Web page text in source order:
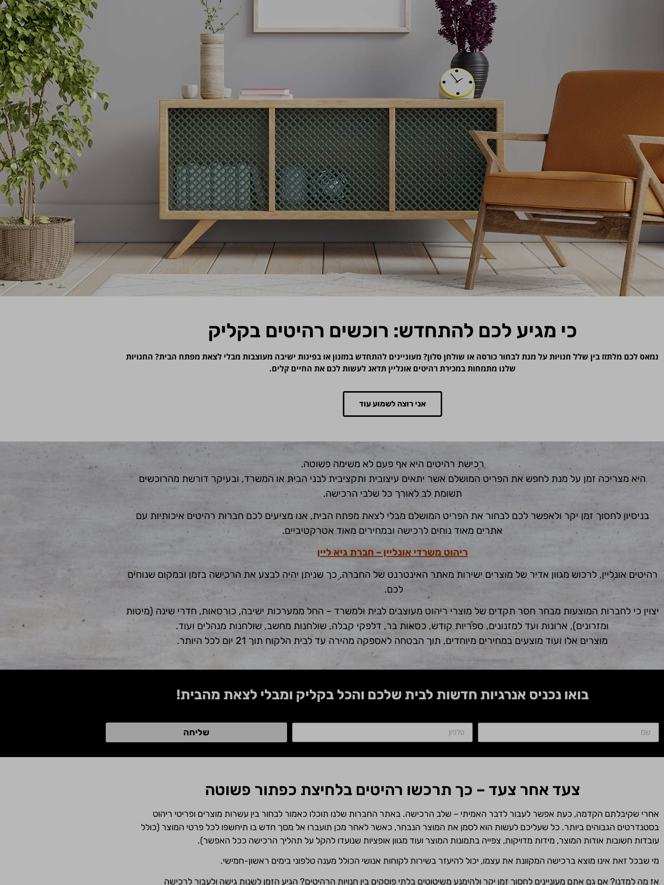
חנויות
כי מגיע לכם להתחדש: רוכשים רהיטים בקליק
נמאס לכם מלתזז בין שלל חנויות על מנת לבחור כורסה או שולחן סלון? מעוניינים להתחדש במזנון או בפינות ישיבה מעוצבות מבלי לצאת מפתח הבית? החנויות
שלנו מתמחות במכירת רהיטים אונליין תדאג לעשות לכם את החיים קלים.
אני רוצה לשמוע עוד
רכישת רהיטים היא אף פעם לא משימה פשוטה.
היא מצריכה זמן על מנת לחפש את הפריט המושלם אשר יתאים עיצובית ותקציבית לבני הבית או המשרד, ובעיקר דורשת מהרוכשים
תשומת לב לאורך כל שלבי הרכישה.
בניסיון לחסוך זמן יקר ולאפשר לכם לבחור את הפריט המושלם מבלי לצאת מפתח הבית, אנו מציעים לכם חברות רהיטים איכותיות עם
אתרים מאוד נוחים לרכישה ובמחירים מאוד אטרקטיביים.
ריהוט משרדי אונליין – חברת גיא ליין
רהיטים אונליין, לרכוש מגוון אדיר של מוצרים ישירות מאתר האינטרנט של החברה, כך שניתן יהיה לבצע את הרכישה בזמן ובמקום שנוחים
לכם.
יצוין כי לחברות המוצעות מבחר חסר תקדים של מוצרי ריהוט מעוצבים לבית ולמשרד – החל ממערכות ישיבה, כורסאות, חדרי שינה (מיטות
ומזרונים), ארונות ועד למזנונים, ספריות קודש, כסאות בר, דלפקי קבלה, שולחנות מחשב, שולחנות מנהלים ועוד.
מוצרים אלו ועוד מוצעים במחירים מיוחדים, תוך הבטחה לאספקה מהירה עד לבית הלקוח תוך 21 יום לכל היותר.
בואו נכניס אנרגיות חדשות לבית שלכם והכל בקליק ומבלי לצאת מהבית!
שליחה
צעד אחר צעד – כך תרכשו רהיטים בלחיצת כפתור פשוטה
אחרי שקיבלתם הקדמה, כעת אפשר לעבור לדבר האמיתי – שלב הרכישה. באתר החברות שלנו תוכלו כאמור לבחור בין עשרות מוצרים ופריטי ריהוט
בסטנדרטים הגבוהים ביותר. כל שעליכם לעשות הוא לסמן את המוצר הנבחר, כאשר לאחר מכן תועברו אל מסך חדש בו תיחשפו לכל פרטי המוצר (כולל
עובדות חשובות אודות המוצר, מידות מדויקות, צפייה בתמונות המוצר ועוד מגוון אופציות שנועדו להקל על תהליך הרכישה ככל האפשר).
מי שבכל זאת אינו מוצא ברכישה המקוונת את עצמו, יכול להיעזר בשירות לקוחות אנושי הכולל מענה טלפוני בימים ראשון-חמישי.
אז מה למדנו? אם גם אתם מעוניינים לחסוך זמן יקר ולהימנע משיטוטים בלתי פוסקים בין חנויות הרהיטים? הגיע הזמן לשנות גישה ולעבור לרכישה